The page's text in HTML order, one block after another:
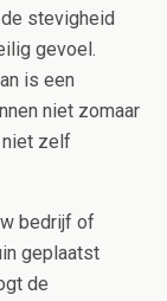
stevigheid
gevoel.
is een
niet zomaar
niet zelf
bedrijf of
geplaatst
de